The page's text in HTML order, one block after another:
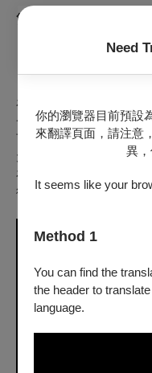
Need
你的瀏覽器目前預設
來翻譯頁面，請注意
異，
It seems like your
Method 1
You can find the
the header to
language.
節目介紹
《VALO
在宇宙起始之初，陰陽離
一段穿越水火地風的旅程
可以欣賞到舞鈴獨步全球
元素，虛實交錯的舞台幻
在春節期間帶給澎湖當地
術饗宴。